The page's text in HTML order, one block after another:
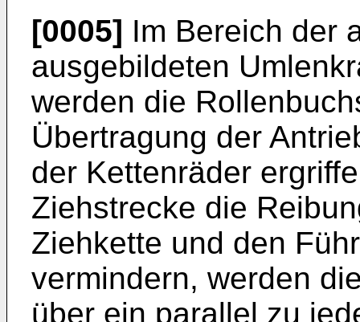
[0005] Im Bereich der
ausgebildeten
werden die
Übertragung der
der Kettenräder
Ziehstrecke die
Ziehkette und den
vermindern, werden
über ein parallel zu